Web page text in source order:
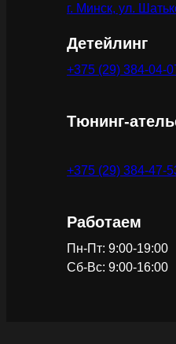
г. Минск, ул.
Детейлинг
+375 (29) 384-04-
Тюнинг-
+375 (29) 384-47-
Работаем
Пн-Пт: 9:00-19:00
Сб-Вс: 9:00-16:00